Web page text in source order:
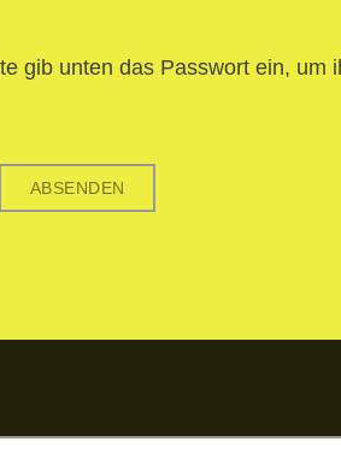
gib unten das Passwort ein, um